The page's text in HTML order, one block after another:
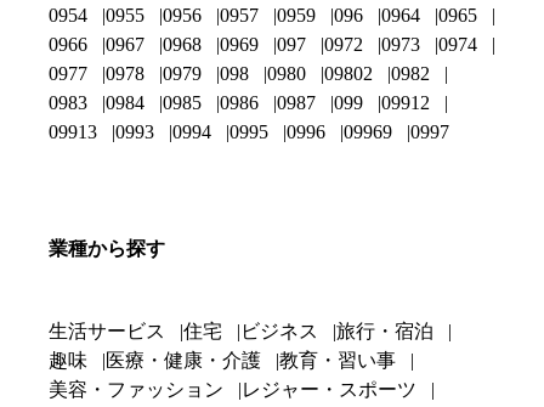
0954
0955 0956 0957 0959 096 0964
0965
0966
0967 0968 0969 097 0972 0973
0974
0977
0978 0979 098 0980 09802
0982
0983
0984 0985 0986 0987 099
09912
09913
0993 0994 0995 0996 09969 0997
業種から探す
生活サービス 住宅 ビジネス
旅行・宿泊
趣味
医療・健康・介護
教育・習い事
美容・ファッション
レジャー・スポーツ